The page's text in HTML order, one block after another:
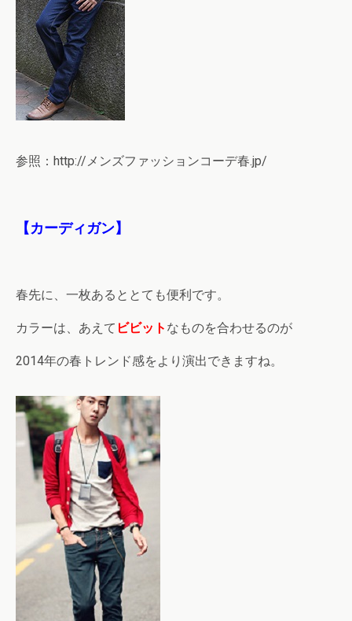
参照：http://メンズファッションコーデ春.jp/
【カーディガン】
春先に、一枚あるととても便利です。
カラーは、あえて ビビット なものを合わせるのが
2014年の春トレンド感をより演出できますね。